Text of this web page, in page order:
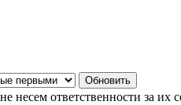
ответственности за их